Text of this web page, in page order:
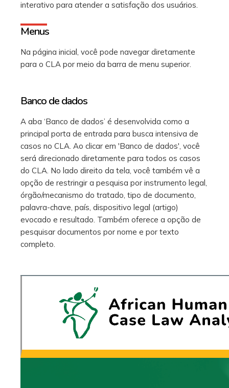
interativo para atender a satisfação dos usuários.
Menus
Na página inicial, você pode navegar diretamente
para o CLA por meio da barra de menu superior.
Banco de dados
A aba ‘Banco de dados’ é desenvolvida como a
principal porta de entrada para busca intensiva de
casos no CLA. Ao clicar em 'Banco de dados', você
será direcionado diretamente para todos os casos
do CLA. No lado direito da tela, você também vê a
opção de restringir a pesquisa por instrumento legal,
órgão/mecanismo do tratado, tipo de documento,
palavra-chave, país, dispositivo legal (artigo)
evocado e resultado. Também oferece a opção de
pesquisar documentos por nome e por texto
completo.